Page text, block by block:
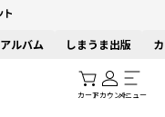
アルバム しまうま出版
カートアカウントメニュー